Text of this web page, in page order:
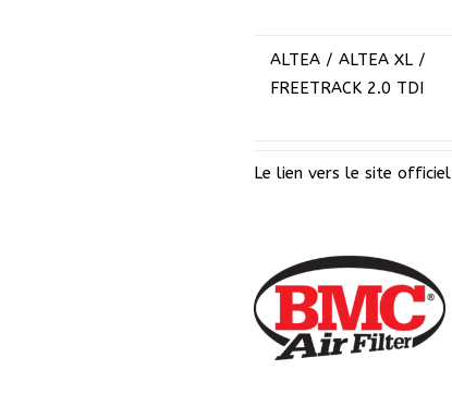
ALTEA / ALTEA XL /
FREETRACK 2.0 TDI
Le lien vers le site officiel